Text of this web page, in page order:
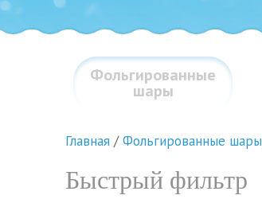
Фольгированные
шары
Главная /Фольгированные шары
Быстрый фильтр